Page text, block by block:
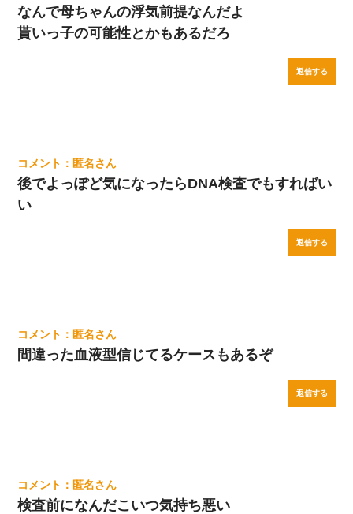
なんで母ちゃんの浮気前提なんだよ
貰いっ子の可能性とかもあるだろ
返信する
匿名
後でよっぽど気になったらDNA検査でもすればい
い
返信する
匿名
間違った血液型信じてるケースもあるぞ
返信する
匿名
検査前になんだこいつ気持ち悪い